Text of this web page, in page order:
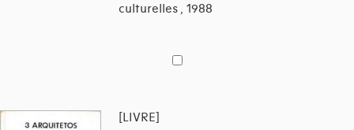
culturelles , 1988
[LIVRE]